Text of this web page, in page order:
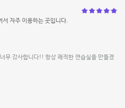
서 자주 이용하는 곳입니다.
무 감사합니다!! 항상 쾌적한 연습실을 만들겠